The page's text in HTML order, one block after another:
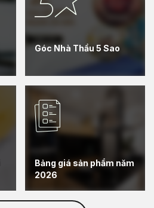
Góc Nhà Thầu 5 Sao
Bảng giá sản phẩm năm
2026